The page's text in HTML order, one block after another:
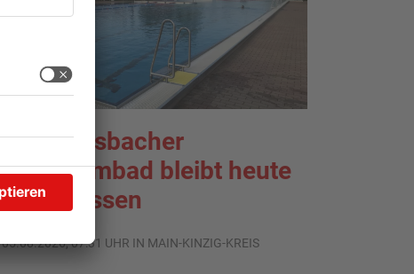
Wächtersbacher
Schwimmbad bleibt heute
geschlossen
05.08.2026, 07:31 UHR IN MAIN-KINZIG-KREIS